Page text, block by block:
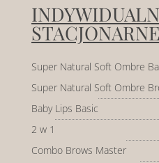
STACJONARNE
Super Natural Soft Ombre
Super Natural Soft Ombre
Baby Lips Basic
2 w 1
Combo Brows Master